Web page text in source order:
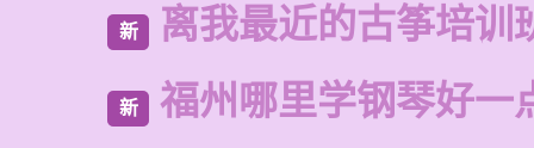
新 离我最近的古筝培训
新 福州哪里学钢琴好一